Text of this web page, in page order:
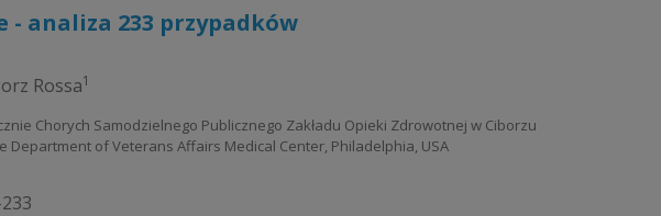
- analiza 233 przypadków
Rossa1
Chorych Samodzielnego Publicznego Zakładu Opieki Zdrowotnej w Ciborzu
of Veterans Affairs Medical Center, Philadelphia, USA